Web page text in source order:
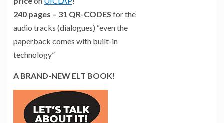
240 pages – 31 QR-CODES for the
audio tracks (dialogues) “even the
paperback comes with built-in
technology”
A BRAND-NEW ELT BOOK!